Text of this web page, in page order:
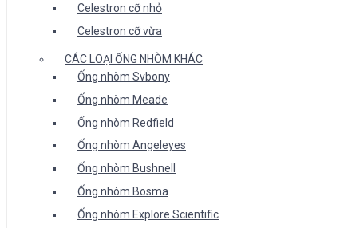
Celestron cỡ nhỏ
Celestron cỡ vừa
CÁC LOẠI ỐNG NHÒM KHÁC
Ống nhòm Svbony
Ống nhòm Meade
Ống nhòm Redfield
Ống nhòm Angeleyes
Ống nhòm Bushnell
Ống nhòm Bosma
Ống nhòm Explore Scientific